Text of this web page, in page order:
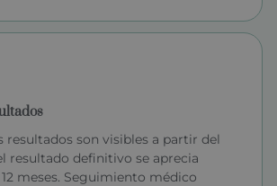
resultados son visibles a partir del
resultado definitivo se aprecia
meses. Seguimiento médico